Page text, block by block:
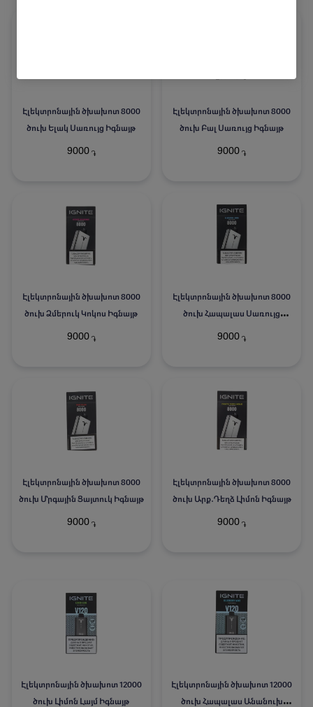
Էլեկտրոնային ծխախոտ 8000
ծուխ Ելակ Սառույց Իգնայթ
9000 ֏
Էլեկտրոնային ծխախոտ 8000
ծուխ Բալ Սառույց Իգնայթ
9000 ֏
Էլեկտրոնային ծխախոտ 8000
ծուխ Ձմերուկ Կոկոս Իգնայթ
9000 ֏
Էլեկտրոնային ծխախոտ 8000
ծուխ Հապալաս Սառույց
Իգնայթ
9000 ֏
Էլեկտրոնային ծխախոտ 8000
ծուխ Մրգային Ցայտուկ Իգնայթ
9000 ֏
Էլեկտրոնային ծխախոտ 8000
ծուխ Արք․Դեղձ Լիմոն Իգնայթ
9000 ֏
Էլեկտրոնային ծխախոտ 12000
ծուխ Լիմոն Լայմ Իգնայթ
Էլեկտրոնային ծխախոտ 12000
ծուխ Հապալաս Անանուխ